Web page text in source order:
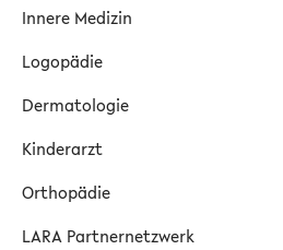
Innere Medizin
Logopädie
Dermatologie
Kinderarzt
Orthopädie
LARA Partnernetzwerk